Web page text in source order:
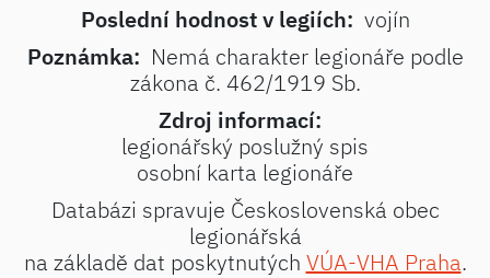
Poslední hodnost v legiích: vojín
Poznámka: Nemá charakter legionáře podle
zákona č. 462/1919 Sb.
Zdroj informací:
legionářský poslužný spis
osobní karta legionáře
Databázi spravuje Československá obec
legionářská
na základě dat poskytnutých VÚA-VHA Praha.